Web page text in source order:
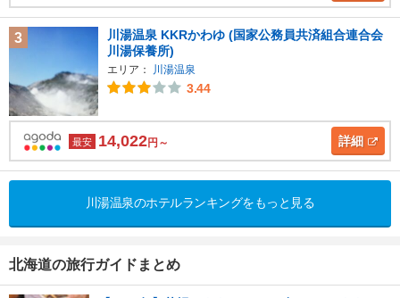
3
川湯温泉 KKRかわゆ (国家公務員共済組合連合会
川湯保養所)
エリア： 川湯温泉
3.44
最安 14,022円～ 詳細
川湯温泉のホテルランキングをもっと見る
北海道の旅行ガイドまとめ